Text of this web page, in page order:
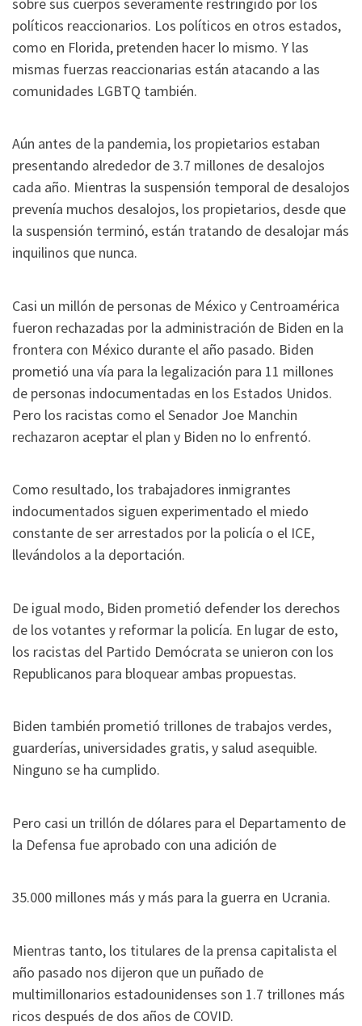
políticos reaccionarios. Los políticos en otros estados,
como en Florida, pretenden hacer lo mismo. Y las
mismas fuerzas reaccionarias están atacando a las
comunidades LGBTQ también.
Aún antes de la pandemia, los propietarios estaban
presentando alrededor de 3.7 millones de desalojos
cada año. Mientras la suspensión temporal de desalojos
prevenía muchos desalojos, los propietarios, desde que
la suspensión terminó, están tratando de desalojar más
inquilinos que nunca.
Casi un millón de personas de México y Centroamérica
fueron rechazadas por la administración de Biden en la
frontera con México durante el año pasado. Biden
prometió una vía para la legalización para 11 millones
de personas indocumentadas en los Estados Unidos.
Pero los racistas como el Senador Joe Manchin
rechazaron aceptar el plan y Biden no lo enfrentó.
Como resultado, los trabajadores inmigrantes
indocumentados siguen experimentado el miedo
constante de ser arrestados por la policía o el ICE,
llevándolos a la deportación.
De igual modo, Biden prometió defender los derechos
de los votantes y reformar la policía. En lugar de esto,
los racistas del Partido Demócrata se unieron con los
Republicanos para bloquear ambas propuestas.
Biden también prometió trillones de trabajos verdes,
guarderías, universidades gratis, y salud asequible.
Ninguno se ha cumplido.
Pero casi un trillón de dólares para el Departamento de
la Defensa fue aprobado con una adición de
35.000 millones más y más para la guerra en Ucrania.
Mientras tanto, los titulares de la prensa capitalista el
año pasado nos dijeron que un puñado de
multimillonarios estadounidenses son 1.7 trillones más
ricos después de dos años de COVID.